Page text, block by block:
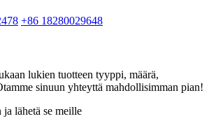
+86 18280029648
lukien tuotteen tyyppi, määrä,
sinuun yhteyttä mahdollisimman pian!
lähetä se meille